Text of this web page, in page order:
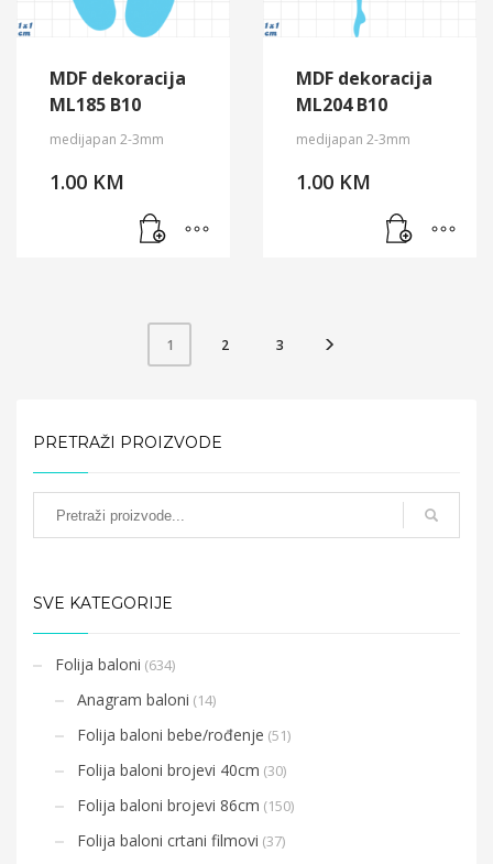
MDF dekoracija
ML185 B10
medijapan 2-3mm
1.00 KM
MDF dekoracija
ML204 B10
medijapan 2-3mm
1.00 KM
1 2 3
PRETRAŽI PROIZVODE
SVE KATEGORIJE
Folija baloni (634)
Anagram baloni (14)
Folija baloni bebe/rođenje (51)
Folija baloni brojevi 40cm (30)
Folija baloni brojevi 86cm (150)
Folija baloni crtani filmovi (37)